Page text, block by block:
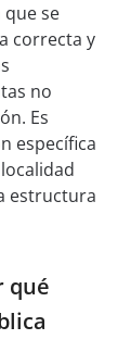
se
correcta y
no
Es
específica
estructura
qué